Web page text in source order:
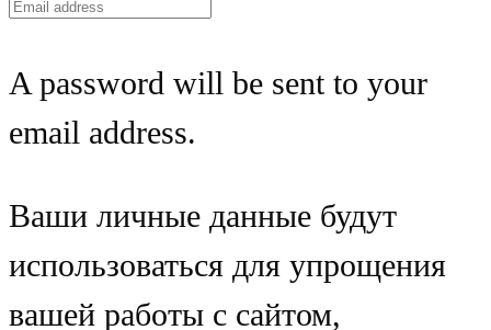
A password will be sent to your
email address.
Ваши личные данные будут
использоваться для упрощения
вашей работы с сайтом,